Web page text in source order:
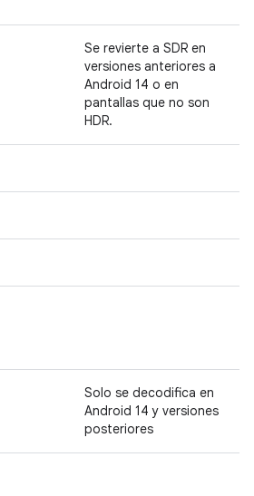
Se revierte a SDR en
versiones anteriores a
Android 14 o en
pantallas que no son
HDR.
Solo se decodifica en
Android 14 y versiones
posteriores